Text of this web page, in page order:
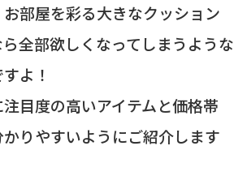
部屋を彩る大きなクッション
全部欲しくなってしまうような
よ！
目度の高いアイテムと価格帯
りやすいようにご紹介します